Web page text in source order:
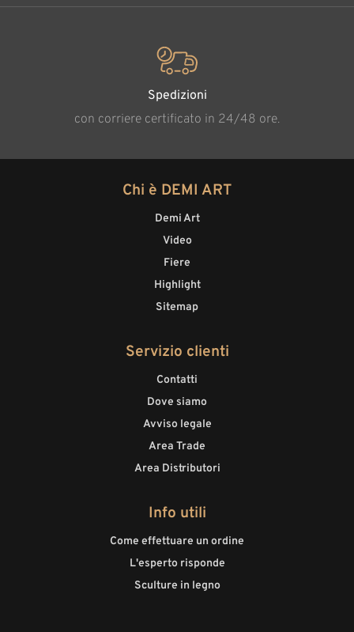
Spedizioni
con corriere certificato in 24/48 ore.
Chi è DEMI ART
Demi Art
Video
Fiere
Highlight
Sitemap
Servizio clienti
Contatti
Dove siamo
Avviso legale
Area Trade
Area Distributori
Info utili
Come effettuare un ordine
L'esperto risponde
Sculture in legno